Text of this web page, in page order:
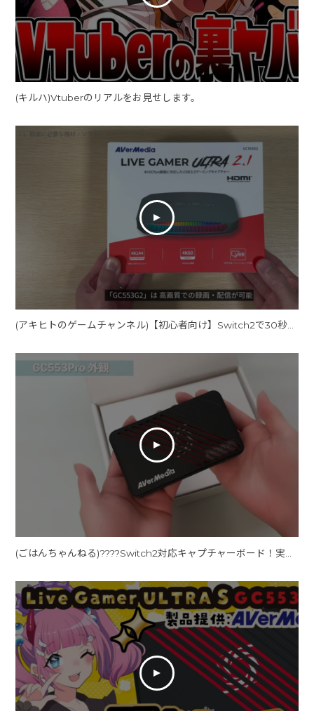
(キルハ)Vtuberのリアルをお見せします。
(アキヒトのゲームチャンネル)【初心者向け】Switch2で30秒以上の動画を録画する方法｜必要機材からOBSの設定を解説